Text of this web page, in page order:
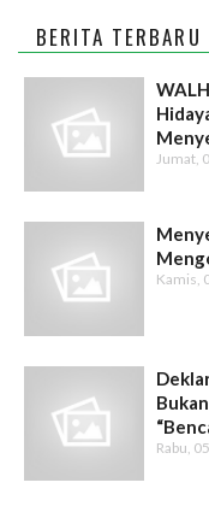
BERITA TERBARU
Jumat,
Kamis,
Rabu,